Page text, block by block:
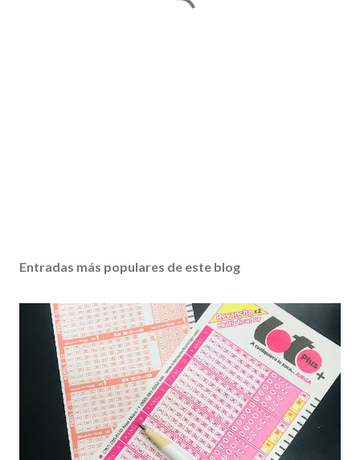
Entradas más populares de este blog